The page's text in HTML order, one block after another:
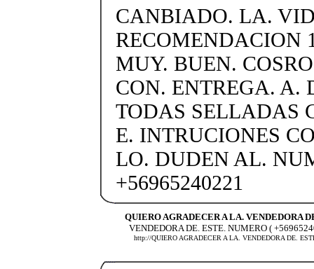
CANBIADO. LA.
RECOMENDACION
MUY. BUEN.
CON. ENTREGA. A.
TODAS SELLADAS
E. INTRUCIONES
LO. DUDEN AL.
+56965240221
QUIERO AGRADECER A LA. VENDEDORA
VENDEDORA DE. ESTE. NUMERO (
http://QUIERO AGRADECER A LA. VENDEDORA DE.